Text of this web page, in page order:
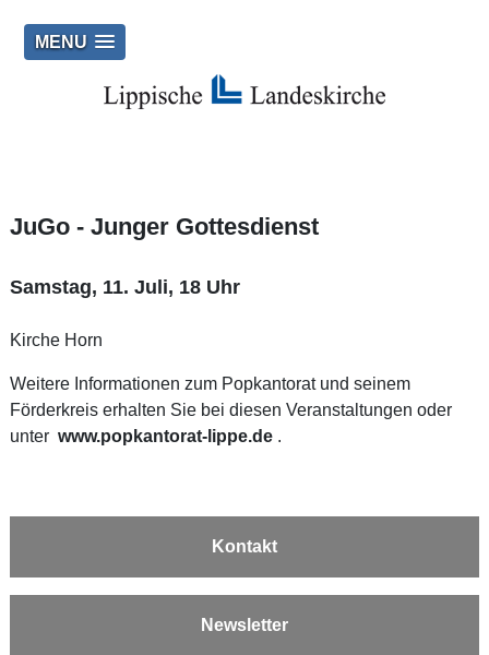
MENU
JuGo - Junger Gottesdienst
Samstag, 11. Juli, 18 Uhr
Kirche Horn
Weitere Informationen zum Popkantorat und seinem
Förderkreis erhalten Sie bei diesen Veranstaltungen oder
unter www.popkantorat-lippe.de.
Kontakt
Newsletter